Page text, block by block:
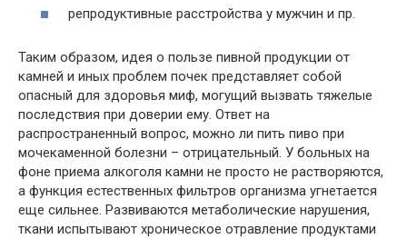
репродуктивные расстройства у мужчин и пр.
Таким образом, идея о пользе пивной продукции от
камней и иных проблем почек представляет собой
опасный для здоровья миф, могущий вызвать тяжелые
последствия при доверии ему. Ответ на
распространенный вопрос, можно ли пить пиво при
мочекаменной болезни – отрицательный. У больных на
фоне приема алкоголя камни не просто не растворяются,
а функция естественных фильтров организма угнетается
еще сильнее. Развиваются метаболические нарушения,
ткани испытывают хроническое отравление продуктами